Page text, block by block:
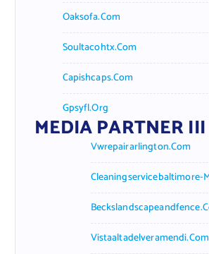
Oaksofa.com
Soultacohtx.com
Capishcaps.com
Gpsyfl.org
MEDIA PARTNER III
Vwrepairarlington.com
Cleaningservicebaltimore-
Vistaaltadelveramendi.com